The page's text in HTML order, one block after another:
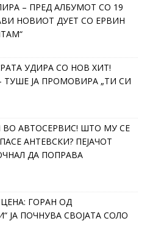
– ПРЕД АЛБУМОТ СО 19
НОВИОТ ДУЕТ СО ЕРВИН
УДИРА СО НОВ ХИТ!
ТУШЕ ЈА ПРОМОВИРА „ТИ СИ
АВТОСЕРВИС! ШТО МУ СЕ
АНТЕВСКИ? ПЕЈАЧОТ
ДА ПОПРАВА
ГОРАН ОД
ЈА ПОЧНУВА СВОЈАТА СОЛО